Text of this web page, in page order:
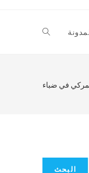
Toggle
في ضباء
البحث